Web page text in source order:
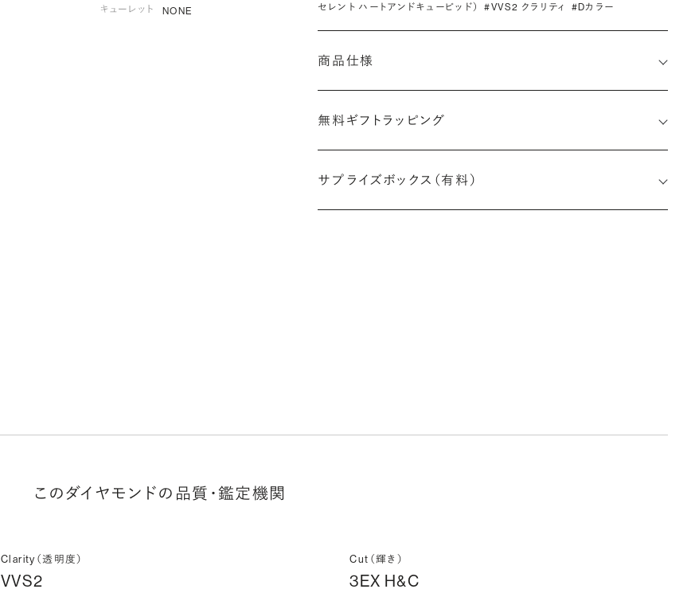
NONE
セレント ハートアンドキューピッド）
#VVS2 クラリティ #Dカラー
商品仕様
(最小直径-最大直径×深さ)
無料ギフトラッピング
サプライズボックス（有料）
このダイヤモンドの品質・鑑定機関
Clarity（透明度）
VVS2
Cut（輝き）
3EX H&C